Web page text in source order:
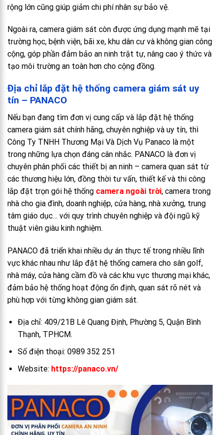
rộng lớn cũng giúp giảm chi phí nhân sự bảo vệ.
Ngoài ra, camera giám sát còn được ứng dụng mạnh mẽ tại
trường học, bệnh viện, bãi xe, khu dân cư và không gian công
cộng, góp phần đảm bảo an ninh trật tự, nâng cao ý thức và
tạo môi trường an toàn hơn cho cộng đồng.
Địa chỉ lắp đặt hệ thống camera giám sát uy
tín – PANACO
Nếu bạn đang tìm đơn vị cung cấp và lắp đặt hệ thống
camera giám sát chính hãng, chuyên nghiệp và uy tín, thì
Công Ty TNHH Thương Mại Và Dịch Vụ Panaco là một
trong những lựa chọn đáng cân nhắc. PANACO là đơn vị
chuyên phân phối các thiết bị an ninh – camera quan sát từ
các thương hiệu lớn, đồng thời tư vấn, thiết kế và thi công
lắp đặt trọn gói hệ thống camera ngoài trời, camera trong
nhà cho gia đình, doanh nghiệp, cửa hàng, nhà xưởng, trung
tâm giáo dục… với quy trình chuyên nghiệp và đội ngũ kỹ
thuật viên giàu kinh nghiệm.
PANACO đã triển khai nhiều dự án thực tế trong nhiều lĩnh
vực khác nhau như lắp đặt hệ thống camera cho sân golf,
nhà máy, cửa hàng cầm đồ và các khu vực thương mại khác,
đảm bảo hệ thống hoạt động ổn định, quan sát rõ nét và
phù hợp với từng không gian giám sát.
Địa chỉ: 409/21B Lê Quang Định, Phường 5, Quận Bình
Thạnh, TPHCM.
Số điện thoại: 0989 352 251
Website: https://panaco.vn/